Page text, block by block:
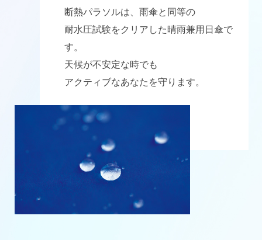
断熱パラソルは、雨傘と同等の
耐水圧試験をクリアした晴雨兼用日傘で
す。
天候が不安定な時でも
アクティブなあなたを守ります。